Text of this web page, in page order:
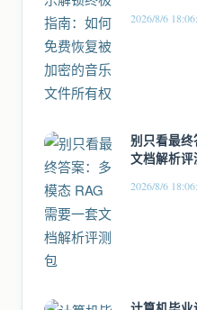
2026/8/6
别只看最
文档解析评
2026/8/6